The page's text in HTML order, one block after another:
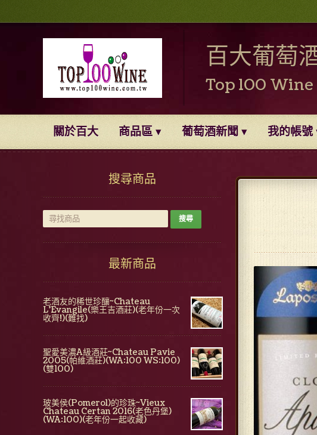
百大葡萄
Top 100 Wine
關於百大 商品區 葡萄酒新聞 我的帳號
搜尋商品
最新商品
老酒友的稀世珍釀~Chateau
L'Evangile(樂王吉酒莊)(老年份一次
收齊!)(難找)
聖愛美濃A級酒莊~Chateau Pavie
2005(帕維酒莊)(WA:100 WS:100)
(雙100)
玻美侯(Pomerol)的珍珠~Vieux
Chateau Certan 2016(老色丹堡)
(WA:100)(老年份一起收藏)